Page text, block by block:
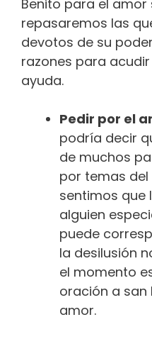
Benito para el
repasaremos las
devotos de su
razones para
ayuda.
Pedir por el
podría decir
de muchos
por temas
sentimos que
alguien
puede
la desilusión
el momento
oración a san
amor.